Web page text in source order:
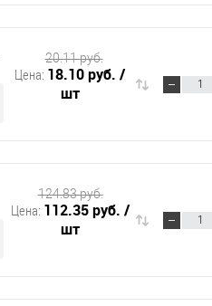
Цена: 18.10 руб. /
шт
20.11 руб.
Цена: 112.35 руб. /
шт
124.83 руб.